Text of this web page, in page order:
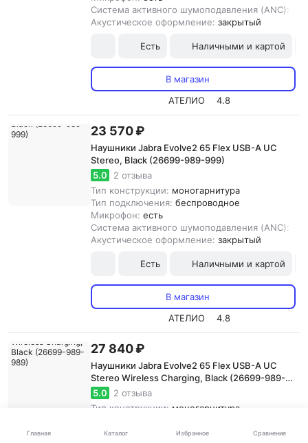
Главная Каталог Избранное Сравнение
Система активного шумоподавления (ANC):
Акустическое оформление: закрытый
Есть Наличными и картой
В магазин
АТЕЛИО
4.8
23 570 ₽
Наушники Jabra Evolve2 65 Flex USB-A UC
Stereo, Black (26699-989-999)
5.0
2 отзыва
Тип конструкции: моногарнитура
Тип подключения: беспроводное
Микрофон: есть
Система активного шумоподавления (ANC):
Акустическое оформление: закрытый
Есть Наличными и картой
В магазин
АТЕЛИО
4.8
27 840 ₽
Наушники Jabra Evolve2 65 Flex USB-A UC
Stereo Wireless Charging, Black (26699-989-
989)
5.0
2 отзыва
Тип конструкции: моногарнитура
Микрофон: